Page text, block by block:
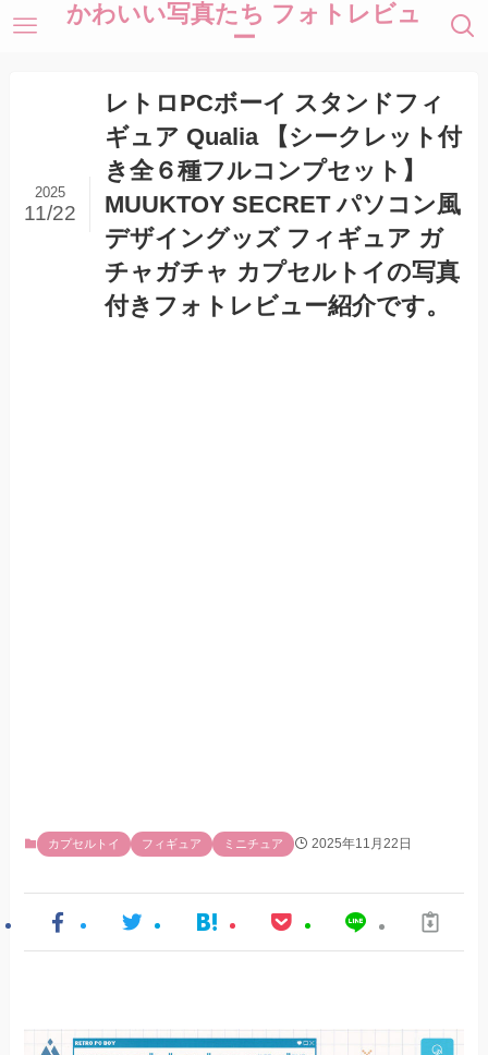
かわいい写真たち フォトレビュ
ー
レトロPCボーイ スタンドフィ
ギュア Qualia 【シークレット付
き全６種フルコンプセット】
MUUKTOY SECRET パソコン風
デザイングッズ フィギュア ガ
チャガチャ カプセルトイの写真
付きフォトレビュー紹介です。
2025
11/22
カプセルトイ フィギュア ミニチュア 2025年11月22日